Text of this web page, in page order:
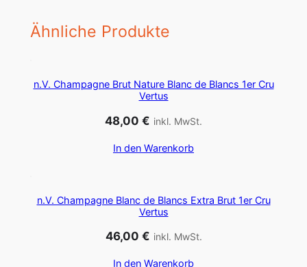
n
e
Ähnliche Produkte
n.V. Champagne Brut Nature Blanc de Blancs 1er Cru
Vertus
48,00 € inkl. MwSt.
In den Warenkorb
n.V. Champagne Blanc de Blancs Extra Brut 1er Cru
Vertus
46,00 € inkl. MwSt.
In den Warenkorb